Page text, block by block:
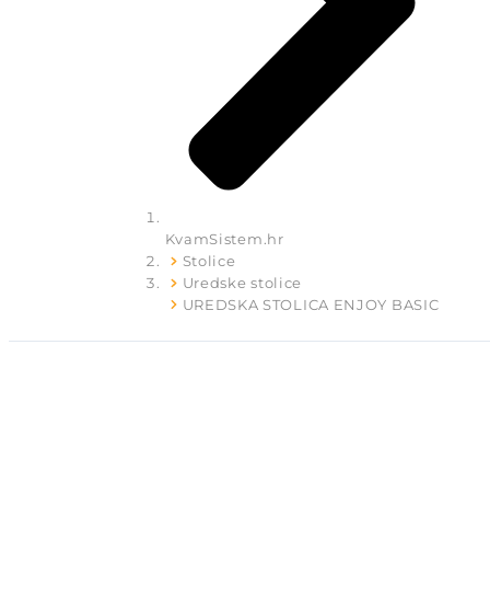
KvamSistem.hr
Stolice
Uredske stolice
UREDSKA STOLICA ENJOY BASIC